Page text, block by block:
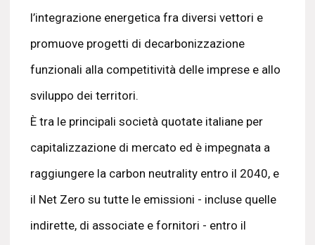
l’integrazione energetica fra diversi vettori e
promuove progetti di decarbonizzazione
funzionali alla competitività delle imprese e allo
sviluppo dei territori.
È tra le principali società quotate italiane per
capitalizzazione di mercato ed è impegnata a
raggiungere la carbon neutrality entro il 2040, e
il Net Zero su tutte le emissioni - incluse quelle
indirette, di associate e fornitori - entro il